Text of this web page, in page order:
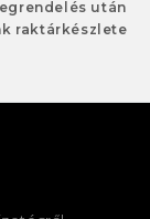
után
raktárkészlete